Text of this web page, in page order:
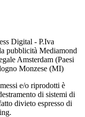
Digital - P.Iva
pubblicità Mediamond
Amsterdam (Paesi
Monzese (MI)
e/o riprodotti è
di sistemi di
divieto espresso di